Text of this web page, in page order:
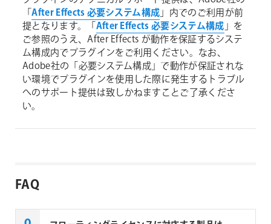
「After Effects 必要システム構成」内でのご利用が前
提となります。「 After Effects 必要システム構成」を
ご参照のうえ、After Effects が動作を保証するシステ
ム構成内でプラグインをご利用ください。なお、
Adobe社の「必要システム構成」で動作が保証されな
い環境でプラグインを使用した際に発生するトラブル
へのサポート提供は致しかねますことご了承くださ
い。
FAQ